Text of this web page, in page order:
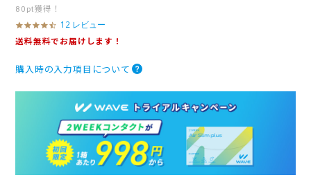
80pt獲得！
4
.
t
a
t
i
n
g
12 レビュー
送料無料でお届けします！
購入時の入力項目について